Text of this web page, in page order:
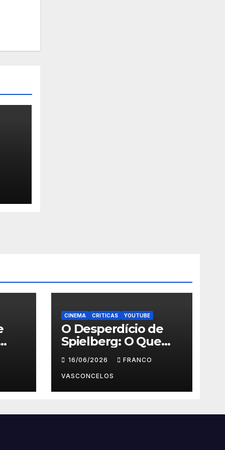
CINEMA CRITICAS YOUTUBE
O Desperdício de
Spielberg: O Que
Aconteceu em Dia
D?16/06/2026 FRANCO
VASCONCELOS